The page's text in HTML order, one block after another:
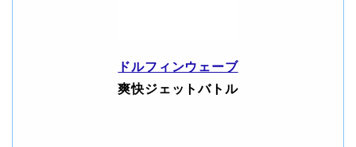
ドルフィンウェーブ
爽快ジェットバトル